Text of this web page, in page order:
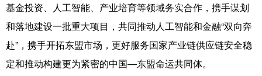
北京 天津 河北 山西
辽宁 吉林 上海 江苏
浙江 安徽 福建
基金投资、人工智能、产业培育等领域务实合作，携手谋划
和落地建设一批重大项目，共同推动人工智能和金融“双向奔
赴”，携手开拓东盟市场，更好服务国家产业链供应链安全稳
定和推动构建更为紧密的中国—东盟命运共同体。